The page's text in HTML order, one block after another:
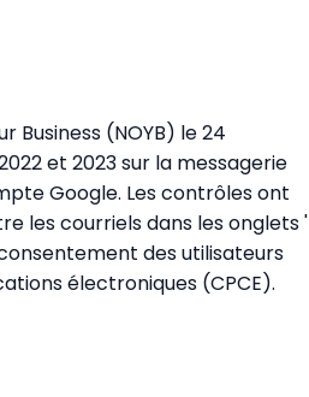
Business (NOYB) le 24
et 2023 sur la messagerie
Google. Les contrôles ont
les courriels dans les onglets '
des utilisateurs
électroniques (CPCE).